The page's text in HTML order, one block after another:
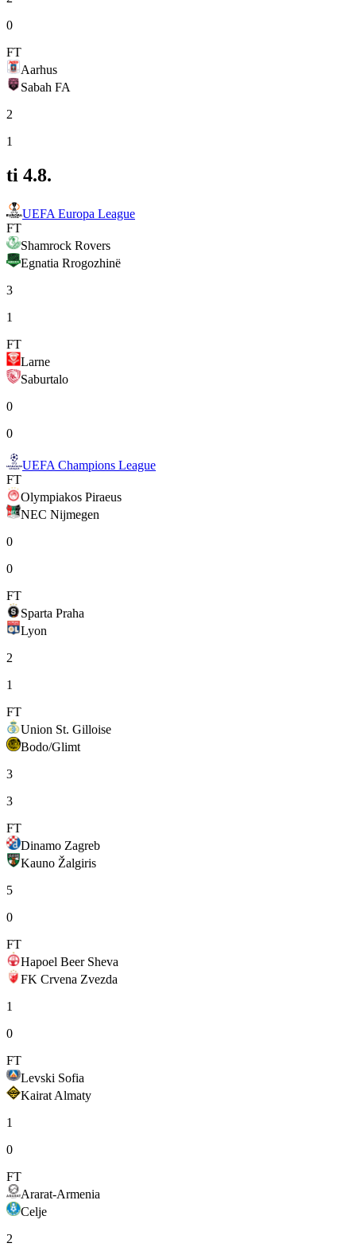
0
FT
Aarhus
Sabah FA
2
1
ti 4.8.
UEFA Europa League
FT
Shamrock Rovers
Egnatia Rrogozhinë
3
1
FT
Larne
Saburtalo
0
0
UEFA Champions League
FT
Olympiakos Piraeus
NEC Nijmegen
0
0
FT
Sparta Praha
Lyon
2
1
FT
Union St. Gilloise
Bodo/Glimt
3
3
FT
Dinamo Zagreb
Kauno Žalgiris
5
0
FT
Hapoel Beer Sheva
FK Crvena Zvezda
1
0
FT
Levski Sofia
Kairat Almaty
1
0
FT
Ararat-Armenia
Celje
2